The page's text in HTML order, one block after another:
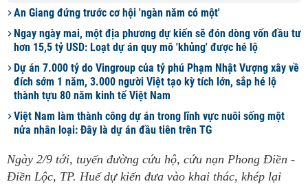
An Giang đứng trước cơ hội 'ngàn năm có một'
Ngay ngày mai, một địa phương dự kiến sẽ đón dòng vốn đầu tư
hơn 15,5 tỷ USD: Loạt dự án quy mô 'khủng' được hé lộ
Dự án 7.000 tỷ do Vingroup của tỷ phú Phạm Nhật Vượng xây về
đích sớm 1 năm, 3.000 người Việt tạo kỳ tích lớn, sắp hé lộ
thành tựu 80 năm kinh tế Việt Nam
Việt Nam làm thành công dự án trong lĩnh vực nuôi sống một
nửa nhân loại: Đây là dự án đầu tiên trên TG
Ngày 2/9 tới, tuyến đường cứu hộ, cứu nạn Phong Điền -
Điền Lộc, TP. Huế dự kiến đưa vào khai thác, khép lại